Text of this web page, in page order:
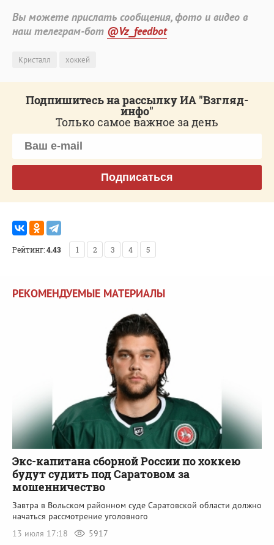
Вы можете прислать сообщения, фото и видео в
наш телеграм-бот @Vz_feedbot
Кристалл хоккей
Подпишитесь на рассылку ИА "Взгляд-
инфо"
Только самое важное за день
Подписаться
Рейтинг:4.43 1 2 3 4 5
РЕКОМЕНДУЕМЫЕ МАТЕРИАЛЫ
Экс-капитана сборной России по хоккею
будут судить под Саратовом за
мошенничество
Завтра в Вольском районном суде Саратовской области должно
начаться рассмотрение уголовного
13 июля 17:18
5917